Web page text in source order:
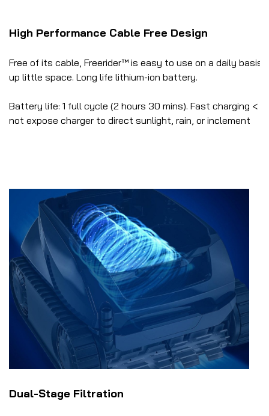
High Performance Cable Free Design
Free of its cable, Freerider™ is easy to use on a daily basis
up little space. Long life lithium-ion battery.
Battery life: 1 full cycle (2 hours 30 mins). Fast charging < 5
not expose charger to direct sunlight, rain, or inclement
Dual-Stage Filtration